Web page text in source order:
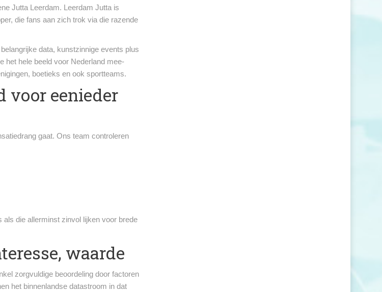
Jutta Leerdam. Leerdam Jutta is
die fans aan zich trok via die razende
data, kunstzinnige events plus
het hele beeld voor Nederland mee-
boetieks en ook sportteams.
voor eenieder
gaat. Ons team controleren
die allerminst zinvol lijken voor brede
waarde
zorgvuldige beoordeling door factoren
het binnenlandse datastroom in dat